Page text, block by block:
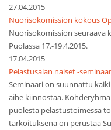
27.04.2015
Nuorisokomission kokous
Nuorisokomission seuraava
Puolassa 17.-19.4.2015.
17.04.2015
Pelastusalan naiset -
Seminaari on suunnattu
aihe kiinnostaa.
puolesta pelastustoimessa
tarkoituksena on perustaa